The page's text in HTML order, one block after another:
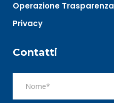
Operazione Trasparenza
Privacy
Contatti